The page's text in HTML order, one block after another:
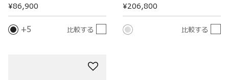
¥86,900
5 比較する
¥206,800
比較する